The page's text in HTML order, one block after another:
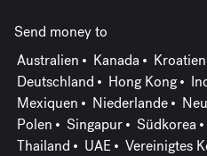
Send money to
Australien
Kanada Kroatien
Deutschland
Hong Kong
Mexiquen
Niederlande
Polen
Singapur Südkorea
Thailand
UAE Vereinigtes